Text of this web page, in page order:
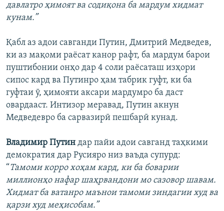
давлатро ҳимоят ва содиқона ба мардум хидмат
кунам.”
Қабл аз адои савганди Путин, Дмитрий Медведев,
ки аз мақоми раёсат канор рафт, ба мардум барои
пуштибонии онҳо дар 4 соли раёсаташ изҳори
сипос кард ва Путинро ҳам табрик гуфт, ки ба
гуфтаи ӯ, ҳимояти аксари мардумро ба даст
овардааст. Интизор меравад, Путин акнун
Медведевро ба сарвазирӣ пешбарӣ кунад.
Владимир Путин дар пайи адои савганд таҳкими
демократия дар Русияро низ ваъда супурд:
“Тамоми корро хоҳам кард, ки ба боварии
миллионҳо нафар шаҳрвандони мо сазовор шавам.
Хидмат ба ватанро маънои тамоми зиндагии худ ва
қарзи худ меҳисобам.”